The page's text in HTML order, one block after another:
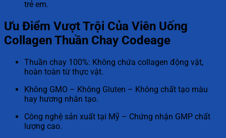
trẻ em.
Ưu Điểm Vượt Trội Của Viên Uống
Collagen Thuần Chay Codeage
Thuần chay 100%: Không chứa collagen động vật,
hoàn toàn từ thực vật.
Không GMO – Không Gluten – Không chất tạo màu
hay hương nhân tạo.
Công nghệ sản xuất tại Mỹ – Chứng nhận GMP chất
lượng cao.